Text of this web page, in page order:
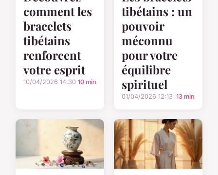
comment les
bracelets
tibétains
renforcent
votre esprit
10/04/2026 14:30 10 min
tibétains : un
pouvoir
méconnu
pour votre
équilibre
spirituel
01/04/2026 12:13 13 min